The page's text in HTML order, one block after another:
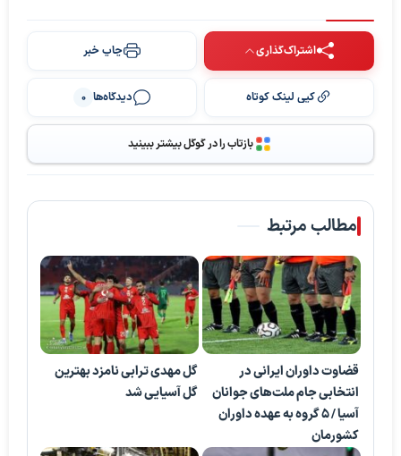
اشتراک‌گذاری چاپ خبر
کپی لینک کوتاه دیدگاه‌ها 0
بازتاب را در گوگل بیشتر ببینید
مطالب مرتبط
قضاوت داوران ایرانی در
انتخابی جام ملت‌های جوانان
آسیا / ۵ گروه به عهده داوران
کشورمان
گل مهدی ترابی نامزد بهترین
گل آسیایی شد